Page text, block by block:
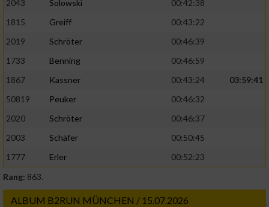
2043
Solowski
00:42:38
1815
Greiff
00:43:22
2019
Schröter
00:46:39
1733
Benning
00:46:59
1867
Kassner 00:43:24
03:59:41
50819
Peuker
00:46:32
2020
Schröter
00:46:37
2003
Schäfer
00:50:45
1777
Erler
00:52:23
Rang: 863.
ALBUM B2RUN MÜNCHEN / 15.07.2026